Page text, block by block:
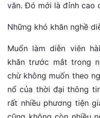
văn. Đó mới là đỉnh cao
Những khó khăn nghề
Muốn làm diễn viên
khăn trước mắt trong
chừ không muốn theo
nổ của thời đại thông
rất nhiều phương tiện